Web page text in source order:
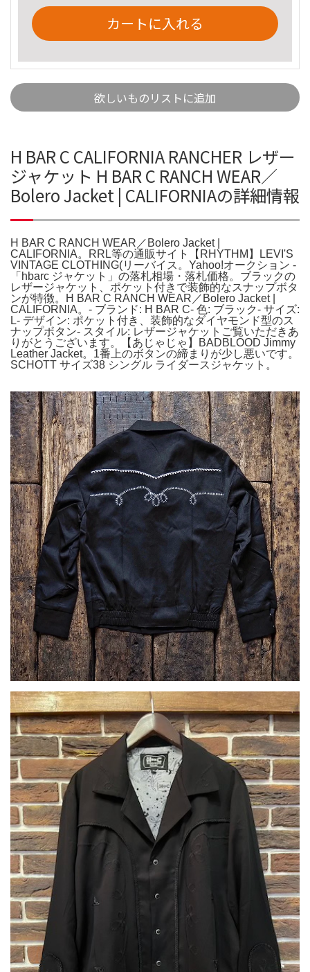
カートに入れる
欲しいものリストに追加
H BAR C CALIFORNIA RANCHER レザー
ジャケット H BAR C RANCH WEAR／
Bolero Jacket | CALIFORNIAの詳細情報
H BAR C RANCH WEAR／Bolero Jacket |
CALIFORNIA。RRL等の通販サイト【RHYTHM】LEVI'S
VINTAGE CLOTHING(リーバイス。Yahoo!オークション -
「hbarc ジャケット」の落札相場・落札価格。ブラックの
レザージャケット、ポケット付きで装飾的なスナップボタ
ンが特徴。H BAR C RANCH WEAR／Bolero Jacket |
CALIFORNIA。- ブランド: H BAR C- 色: ブラック- サイズ:
L- デザイン: ポケット付き、装飾的なダイヤモンド型のス
ナップボタン- スタイル: レザージャケットご覧いただきあ
りがとうございます。【あじゃじゃ】BADBLOOD Jimmy
Leather Jacket。1番上のボタンの締まりが少し悪いです。
SCHOTT サイズ38 シングル ライダースジャケット。